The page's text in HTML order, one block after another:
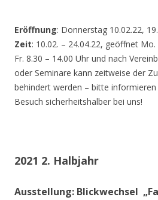
Eröffnung: Donnerstag 10.02.22,
Zeit: 10.02. – 24.04.22, geöffnet
Fr. 8.30 – 14.00 Uhr und nach
oder Seminare kann zeitweise der
behindert werden – bitte informieren
Besuch sicherheitshalber bei uns!
2021 2. Halbjahr
Ausstellung: Blickwechsel